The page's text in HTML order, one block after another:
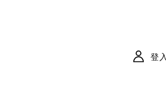
登入